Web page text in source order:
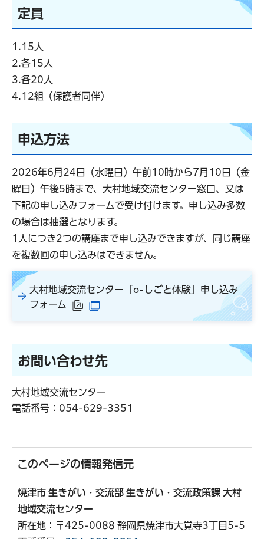
定員
1.15人
2.各15人
3.各20人
4.12組（保護者同伴）
申込方法
2026年6月24日（水曜日）午前10時から7月10日（金
曜日）午後5時まで、大村地域交流センター窓口、又は
下記の申し込みフォームで受け付けます。申し込み多数
の場合は抽選となります。
1人につき2つの講座まで申し込みできますが、同じ講座
を複数回の申し込みはできません。
大村地域交流センター「o-しごと体験」申し込み
フォーム
（外部サイトへリンク）
（別ウインドウで開きます）
お問い合わせ先
大村地域交流センター
電話番号： 054-629-3351
このページの情報発信元
焼津市 生きがい・交流部 生きがい・交流政策課 大村
地域交流センター
所在地：〒425-0088 静岡県焼津市大覚寺3丁目5-5